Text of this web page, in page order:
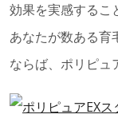
効果を実感するこ
あなたが数ある育
ならば、ポリピュ